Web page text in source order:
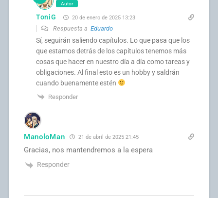
Autor
ToniG 20 de enero de 2025 13:23
Respuesta a Eduardo
Sí, seguirán saliendo capítulos. Lo que pasa que los
que estamos detrás de los capítulos tenemos más
cosas que hacer en nuestro día a día como tareas y
obligaciones. Al final esto es un hobby y saldrán
cuando buenamente estén
Responder
ManoloMan 21 de abril de 2025 21:45
Gracias, nos mantendremos a la espera
Responder